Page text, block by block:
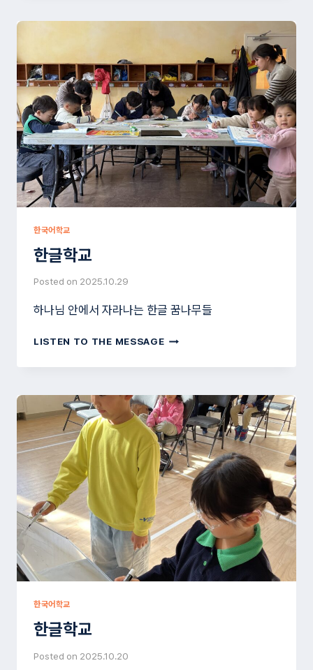
랑
멜
로
냠
냠
한국어학교
한글학교
Posted on 2025.10.29
하나님 안에서 자라나는 한글 꿈나무들
LISTEN TO THE MESSAGE한
학
한국어학교
한글학교
Posted on 2025.10.20